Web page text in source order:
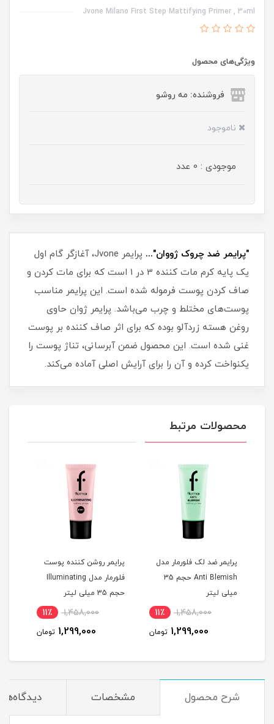
Jvone Milano First Step Mattifying Primer , 30ml
ویژگی‌های محصول
فروشنده: مه رو‌شو
ناموجود
موجودی : 0 عدد
"پرایمر ضد چروک ژووان"...
پرایمر Jvone، آغازگر گام اول
یک پایه کرم مات کننده 3 در 1 است که برای مات کردن و
صاف کردن پوست فرموله شده است. این پرایمر مناسب
پوست‌های مختلط و چرب می‌باشد. پرایمر ژوان حاوی
روغن هسته زردآلو بوده که برای اثر صاف کننده بر پوست
غنی شده است. این محصول ضمن آبرسانی، تناژ پوست را
یکنواخت کرده و آن را برای آرایش اصلی آماده می‌کند.
محصولات مرتبط
پرایمر ضد لک فلورمار مدل
Anti Blemish حجم 35
میلی لیتر
1,458,000 11٪
1,299,000 تومان
پرایمر روشن کننده پوست
فلورمار مدل Illuminating
حجم 35 میلی لیتر
1,458,000 11٪
1,299,000 تومان
شرح محصول مشخصات دیدگاه‌ها